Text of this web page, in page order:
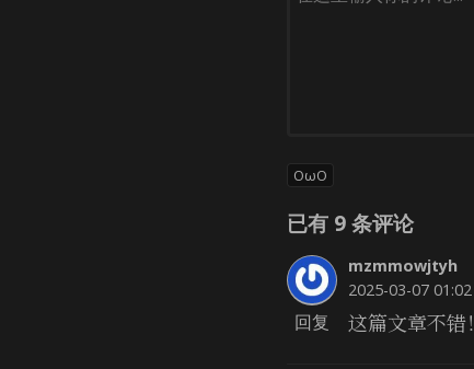
OωO
已有 9 条评论
mzmmowjtyh
2025-03-07 01:02
这篇文章不错！
回复